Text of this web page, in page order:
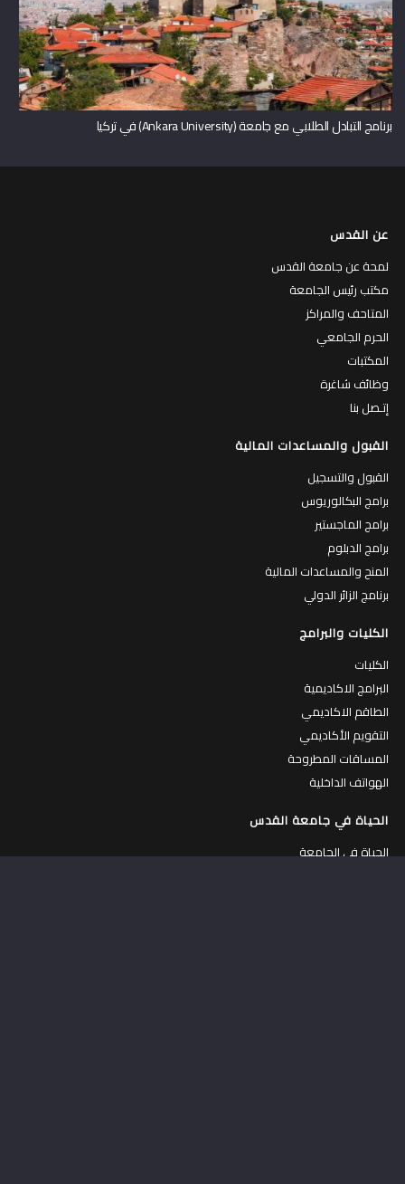
برنامج التبادل الطلابي مع جامعة (Ankara University) في تركيا
عن القدس
لمحة عن جامعة القدس
مكتب رئيس الجامعة
المتاحف والمراكز
الحرم الجامعي
المكتبات
وظائف شاغرة
إتـصل بنا
القبول والمساعدات المالية
القبول والتسجيل
برامج البكالوريوس
برامج الماجستير
برامج الدبلوم
المنح والمساعدات المالية
برنامج الزائر الدولي
الكليات والبرامج
الكليات
البرامج الاكاديمية
الطاقم الاكاديمي
التقويم الأكاديمي
المساقات المطروحة
الهواتف الداخلية
الحياة في جامعة القدس
الحياة في الجامعة